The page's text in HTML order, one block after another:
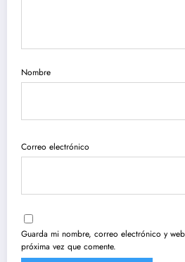
Nombre
Correo electrónico
Guarda mi nombre, correo electrónico y
próxima vez que comente.